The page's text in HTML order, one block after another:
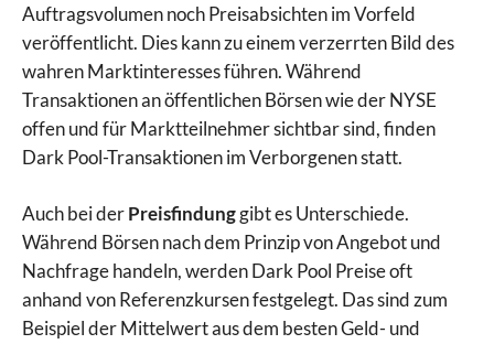
Auftragsvolumen noch Preisabsichten im Vorfeld
veröffentlicht. Dies kann zu einem verzerrten Bild des
wahren Marktinteresses führen. Während
Transaktionen an öffentlichen Börsen wie der NYSE
offen und für Marktteilnehmer sichtbar sind, finden
Dark Pool-Transaktionen im Verborgenen statt.
Auch bei derPreisfindunggibt es Unterschiede.
Während Börsen nach dem Prinzip von Angebot und
Nachfrage handeln, werden Dark Pool Preise oft
anhand von Referenzkursen festgelegt. Das sind zum
Beispiel der Mittelwert aus dem besten Geld- und